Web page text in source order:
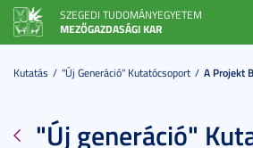
SZEGEDI TUDOMÁNYEGYETEM
MEZŐGAZDASÁGI KAR
Kutatás "Új Generáció" Kutatócsoport A Projekt
"Új generáció"